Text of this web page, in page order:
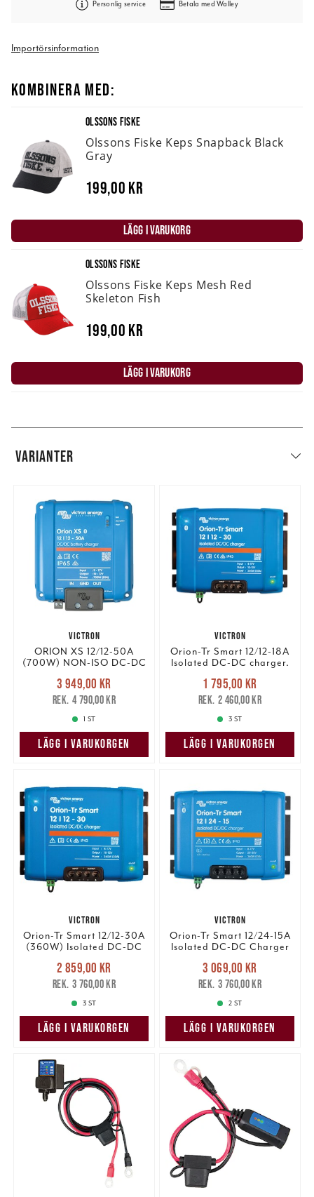
Personlig service Betala med Walley
Importörsinformation
KOMBINERA MED:
OLSSONS FISKE
Olssons Fiske Keps Snapback Black
Gray
199,00 kr
LÄGG I VARUKORG
OLSSONS FISKE
Olssons Fiske Keps Mesh Red
Skeleton Fish
199,00 kr
LÄGG I VARUKORG
VARIANTER
VICTRON
ORION XS 12/12-50A
(700W) NON-ISO DC-DC
Nuvarande pris
3 949,00 krTidigare pris
4 790,00 kr
3 949,00 kr
4 790,00 kr
1 ST
LÄGG I VARUKORGEN
VICTRON
Orion-Tr Smart 12/12-18A
Isolated DC-DC charger.
Nuvarande pris
1 795,00 krTidigare pris
2 460,00 kr
1 795,00 kr
2 460,00 kr
3 ST
LÄGG I VARUKORGEN
VICTRON
Orion-Tr Smart 12/12-30A
(360W) Isolated DC-DC
Nuvarande pris
2 859,00 krTidigare pris
3 760,00 kr
2 859,00 kr
3 760,00 kr
3 ST
LÄGG I VARUKORGEN
VICTRON
Orion-Tr Smart 12/24-15A
Isolated DC-DC Charger
Nuvarande pris
3 069,00 krTidigare pris
3 760,00 kr
3 069,00 kr
3 760,00 kr
2 ST
LÄGG I VARUKORGEN